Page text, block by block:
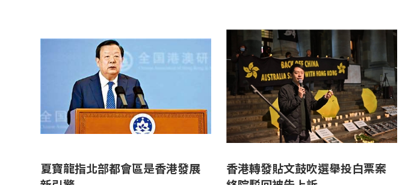
夏寶龍指北部都會區是香港發展
香港轉發貼文鼓吹選舉投白票案